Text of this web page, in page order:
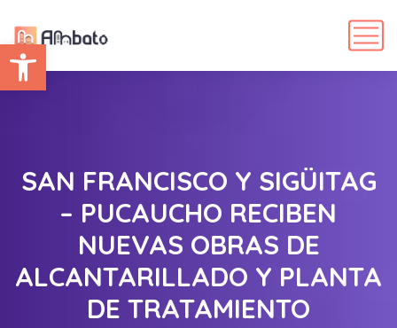
Abrir barra de herramientas
SAN FRANCISCO Y SIGÜITAG
– PUCAUCHO RECIBEN
NUEVAS OBRAS DE
ALCANTARILLADO Y PLANTA
DE TRATAMIENTO